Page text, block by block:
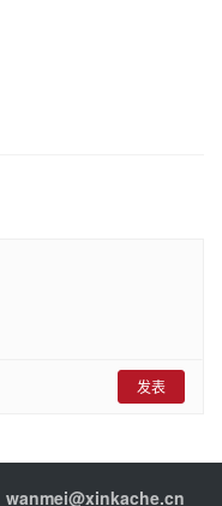
发表
wanmei@xinkache.cn